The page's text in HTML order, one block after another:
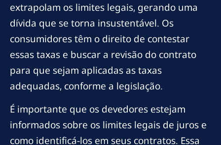
extrapolam os limites legais, gerando uma
dívida que se torna insustentável. Os
consumidores têm o direito de contestar
essas taxas e buscar a revisão do contrato
para que sejam aplicadas as taxas
adequadas, conforme a legislação.
É importante que os devedores estejam
informados sobre os limites legais de juros e
como identificá-los em seus contratos. Essa